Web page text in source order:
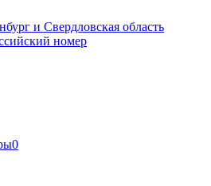
и Свердловская область
номер
0